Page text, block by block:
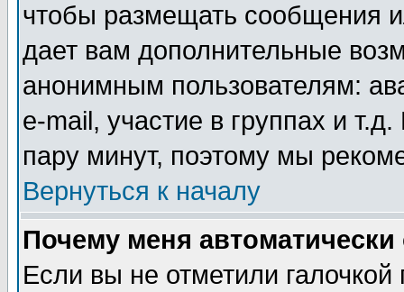
чтобы размещать сообщения
дает вам дополнительные
анонимным пользователям:
e-mail, участие в группах и
пару минут, поэтому мы
Вернуться к началу
Почему меня автоматически
Если вы не отметили галочкой